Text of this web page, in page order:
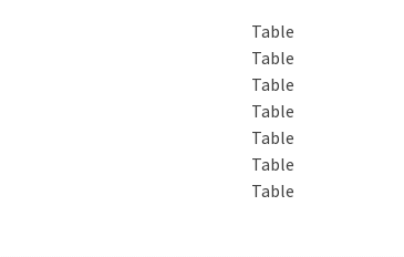
Table
Table
Table
Table
Table
Table
Table